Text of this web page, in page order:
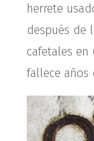
herrete
después de
cafetales en
fallece años